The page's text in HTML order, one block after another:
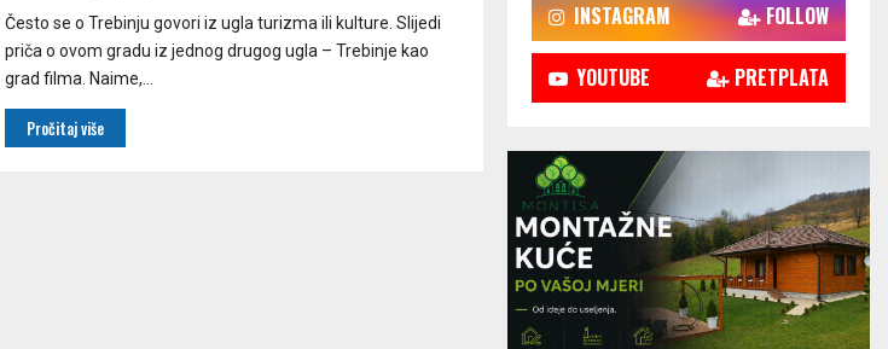
Često se o Trebinju govori iz ugla turizma ili kulture. Slijedi
priča o ovom gradu iz jednog drugog ugla – Trebinje kao
grad filma. Naime,...
Pročitaj više
INSTAGRAM FOLLOW
YOUTUBE PRETPLATA